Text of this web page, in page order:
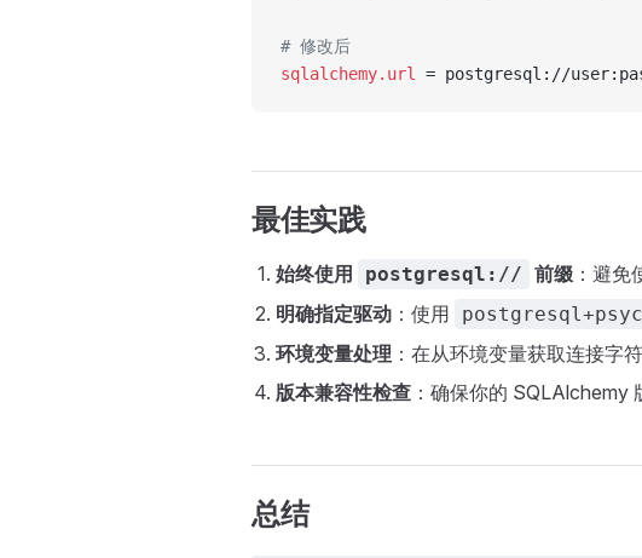
# 修改后
sqlalchemy.url
= postgresql://
最佳实践
始终使用 postgresql:// 前缀 ：避免
明确指定驱动 ：使用
环境变量处理 ：在从环境变量获取连接字
版本兼容性检查 ：确保你的 SQLAlchemy
总结